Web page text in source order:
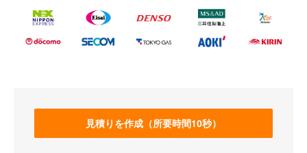
見積りを作成（所要時間10秒）